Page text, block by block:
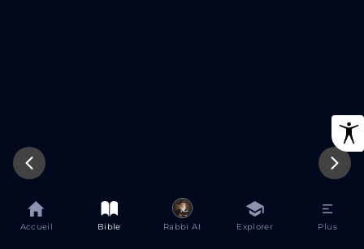
Accueil Bible Rabbi AI Explorer Plus